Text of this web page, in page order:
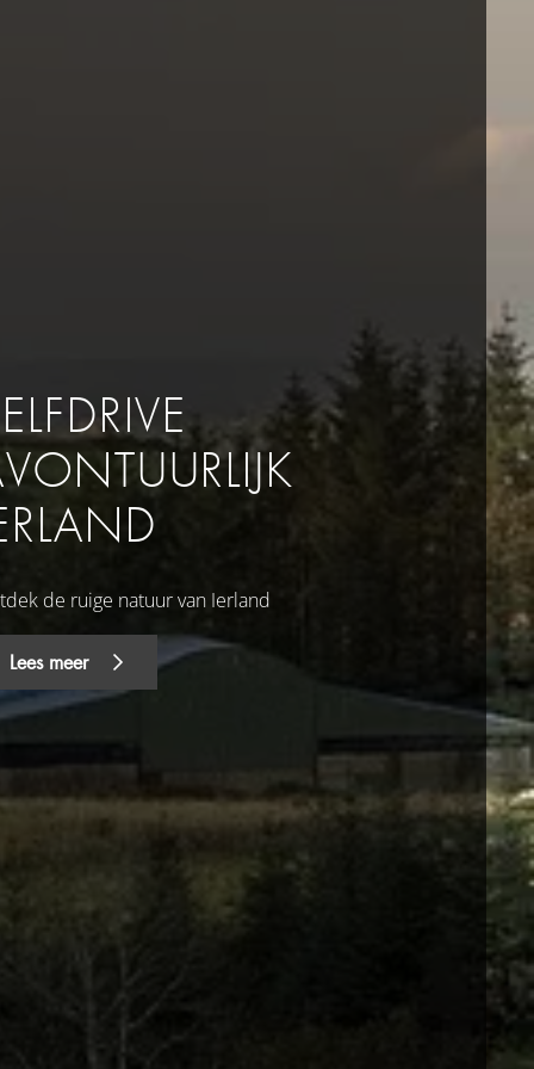
de ruige natuur van Ierland
Lees meer